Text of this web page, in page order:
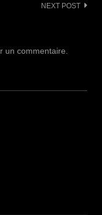
NEXT POST
un commentaire.